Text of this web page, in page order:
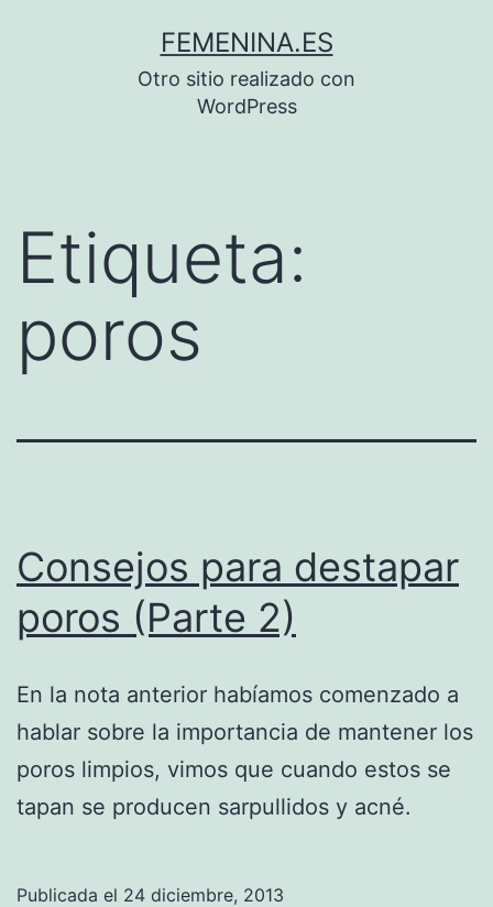
FEMENINA.ES
Otro sitio realizado con
WordPress
Etiqueta:
poros
Consejos para destapar
poros (Parte 2)
En la nota anterior habíamos comenzado a
hablar sobre la importancia de mantener los
poros limpios, vimos que cuando estos se
tapan se producen sarpullidos y acné.
Publicada el 24 diciembre, 2013